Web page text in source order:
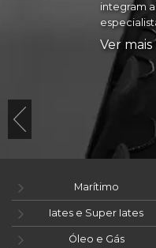
integram
Ver mais
Marítimo
Iates e Super Iates
Óleo e Gás